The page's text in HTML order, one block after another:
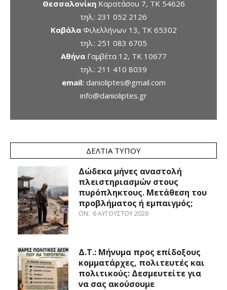
ΘεσσαλονίκηΚαρατάσου 7, TK 54626
τηλ.: 231 052 2126
ΚαβάλαΦιλελλήνων 13, ΤΚ 65302
τηλ.: 251 083 6705
ΑθήναΓαμβέτα 12, ΤΚ 10677
τηλ.: 211 410 8039
email: danioliptes@gmail.com
info@danioliptes.gr
ΔΕΛΤΊΑ ΤΎΠΟΥ
Δώδεκα μήνες αναστολή
πλειστηριασμών στους
πυρόπληκτους. Μετάθεση του
προβλήματος ή εμπαιγμός;
ON: 6 ΑΥΓΟΎΣΤΟΥ 2026
Δ.Τ.: Μήνυμα προς επίδοξους
κομματάρχες, πολιτευτές και
πολιτικούς: Δεσμευτείτε για
να σας ακούσουμε